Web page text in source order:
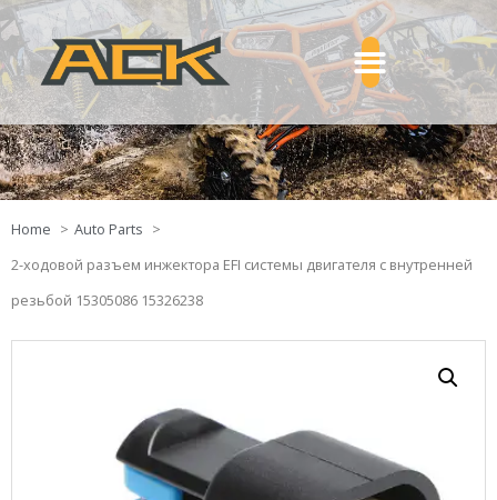
Home
Auto Parts
2-ходовой разъем инжектора EFI системы двигателя с внутренней
резьбой 15305086 15326238